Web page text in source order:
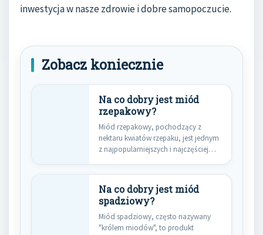
inwestycja w nasze zdrowie i dobre samopoczucie.
Zobacz koniecznie
Na co dobry jest miód
rzepakowy?
Miód rzepakowy, pochodzący z
nektaru kwiatów rzepaku, jest jednym
z najpopularniejszych i najczęściej
Na co dobry jest miód
spadziowy?
Miód spadziowy, często nazywany
"królem miodów", to produkt